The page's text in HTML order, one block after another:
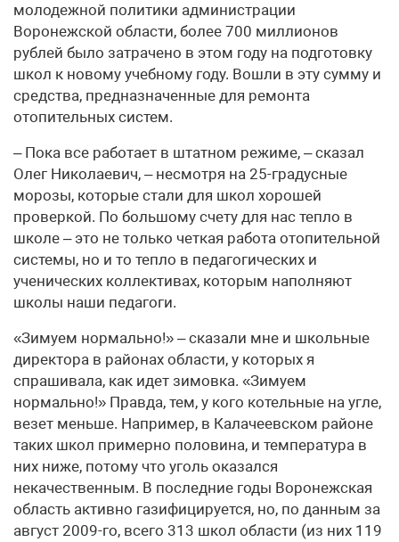
молодежной политики администрации
Воронежской области, более 700 миллионов
рублей было затрачено в этом году на подготовку
школ к новому учебному году. Вошли в эту сумму и
средства, предназначенные для ремонта
отопительных систем.
– Пока все работает в штатном режиме, – сказал
Олег Николаевич, – несмотря на 25-градусные
морозы, которые стали для школ хорошей
проверкой. По большому счету для нас тепло в
школе – это не только четкая работа отопительной
системы, но и то тепло в педагогических и
ученических коллективах, которым наполняют
школы наши педагоги.
«Зимуем нормально!» – сказали мне и школьные
директора в районах области, у которых я
спрашивала, как идет зимовка. «Зимуем
нормально!» Правда, тем, у кого котельные на угле,
везет меньше. Например, в Калачеевском районе
таких школ примерно половина, и температура в
них ниже, потому что уголь оказался
некачественным. В последние годы Воронежская
область активно газифицируется, но, по данным за
август 2009-го, всего 313 школ области (из них 119